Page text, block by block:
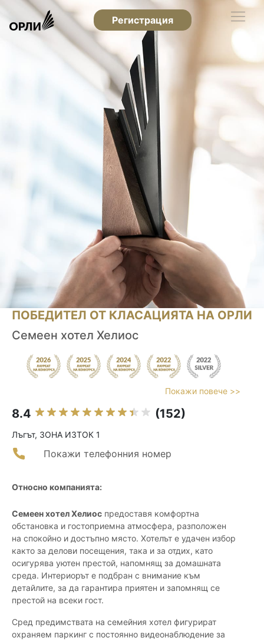
Регистрация
ПОБЕДИТЕЛ ОТ КЛАСАЦИЯТА НА ОРЛИ
Семеен хотел Хелиос
Покажи повече >>
8.4 (152)
Лъгът, ЗОНА ИЗТОК 1
Покажи телефонния номер
Относно компанията:
Семеен хотел Хелиос предоставя комфортна
обстановка и гостоприемна атмосфера, разположен
на спокойно и достъпно място. Хотелът е удачен избор
както за делови посещения, така и за отдих, като
осигурява уютен престой, напомнящ за домашната
среда. Интериорът е подбран с внимание към
детайлите, за да гарантира приятен и запомнящ се
престой на всеки гост.
Сред предимствата на семейния хотел фигурират
охраняем паркинг с постоянно видеонаблюдение за